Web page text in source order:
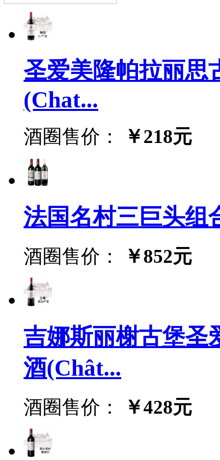
圣爱美隆帕拉丽思
(Chat...
酒圈售价： ￥218元
法国名村三巨头组
酒圈售价： ￥852元
吉娜斯丽榭古堡圣
酒(Chât...
酒圈售价： ￥428元